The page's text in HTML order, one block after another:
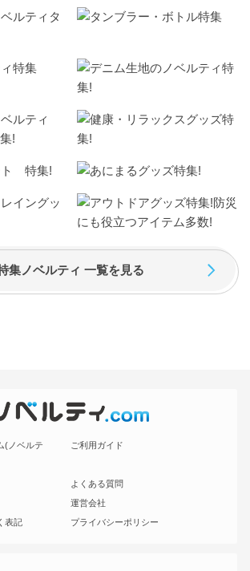
集ノベルティ 一覧を見る
(ノベルテ
ご利用ガイド
よくある質問
運営会社
表記
プライバシーポリシー